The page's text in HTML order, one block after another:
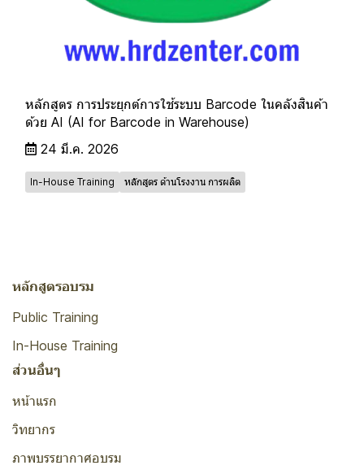
หลักสูตร การประยุกต์การใช้ระบบ Barcode ในคลังสินค้า
ด้วย AI (AI for Barcode in Warehouse)
24 มี.ค. 2026
In-House Training หลักสูตร ด้านโรงงาน การผลิต
หลักสูตรอบรม
Public Training
In-House Training
ส่วนอื่นๆ
หน้าแรก
วิทยากร
ภาพบรรยากาศอบรม